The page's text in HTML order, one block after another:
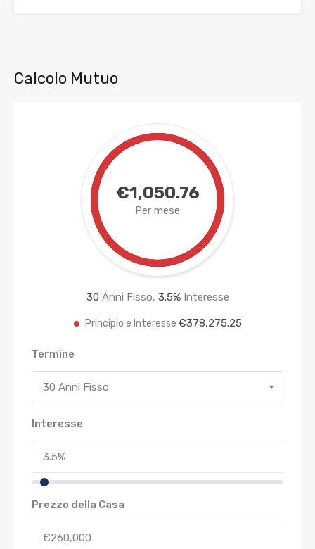
Calcolo Mutuo
€1,050.76
Per mese
30 Anni Fisso, 3.5%Interesse
Principio e Interesse €378,275.25
Termine
30 Anni Fisso
Interesse
Prezzo della Casa